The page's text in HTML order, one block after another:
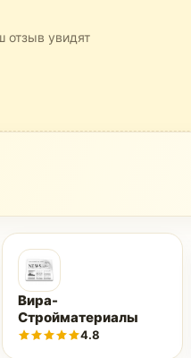
отзыв увидят
Вира-
Стройматериалы
4.8